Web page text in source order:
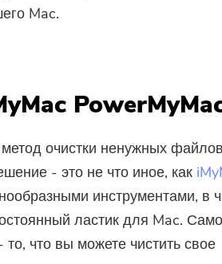
Mac.
очистки ненужных
- это не что иное, как
инструментами, в
ластик для Mac.
что вы можете чистить свое
за вашу подписку!